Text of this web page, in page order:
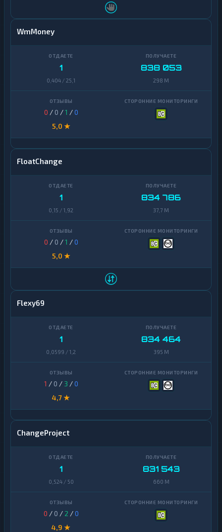
WmMoney
1
0,404 / 25,1
838 053
298 M
0 / 0 /1 /0
5,0 ★
FloatChange
1
0,15 / 1,92
834 786
37,7 M
0 / 0 /1 /0
5,0 ★
Flexy69
1
0,0599 / 1,2
834 464
395 M
1 / 0 / 3 /0
4,7 ★
ChangeProject
1
0,524 / 50
831 543
660 M
0 / 0 / 2 /0
4,9 ★